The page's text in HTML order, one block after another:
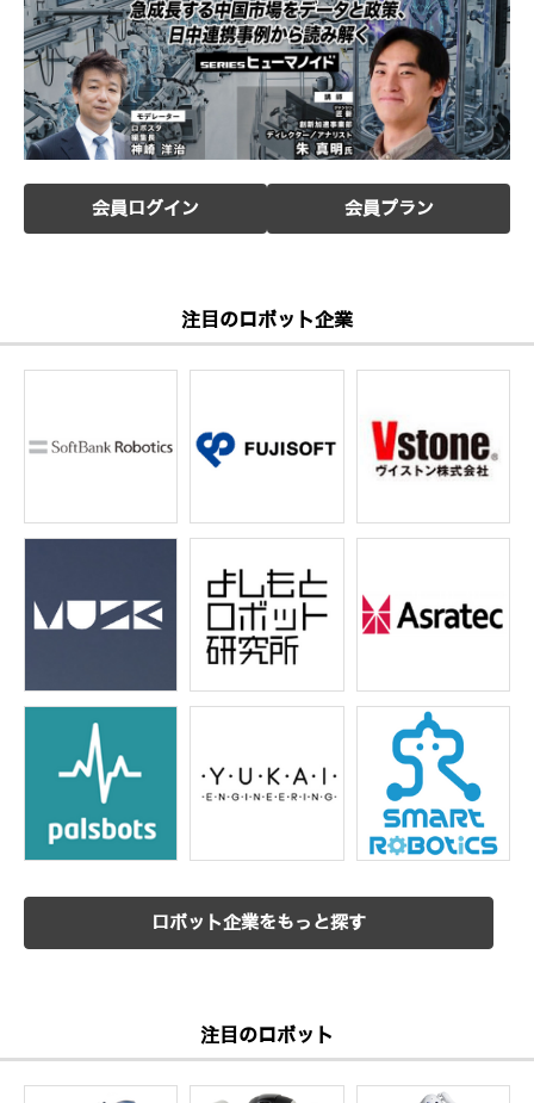
会員ログイン 会員プラン
注目のロボット企業
ロボット企業をもっと探す
注目のロボット